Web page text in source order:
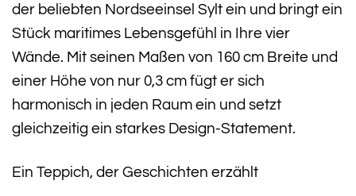
der beliebten Nordseeinsel Sylt ein und bringt ein
Stück maritimes Lebensgefühl in Ihre vier
Wände. Mit seinen Maßen von 160 cm Breite und
einer Höhe von nur 0,3 cm fügt er sich
harmonisch in jeden Raum ein und setzt
gleichzeitig ein starkes Design-Statement.
Ein Teppich, der Geschichten erzählt